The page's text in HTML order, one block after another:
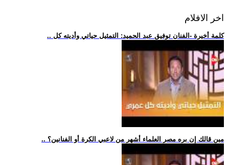
اخر الافلام
.. كلمة أخيرة -الفنان توفيق عبد الحميد: التمثيل حياتي وأديته كل
.. مين قالك إن بره مصر العلماء أشهر من لاعبي الكرة أو الفنانين؟